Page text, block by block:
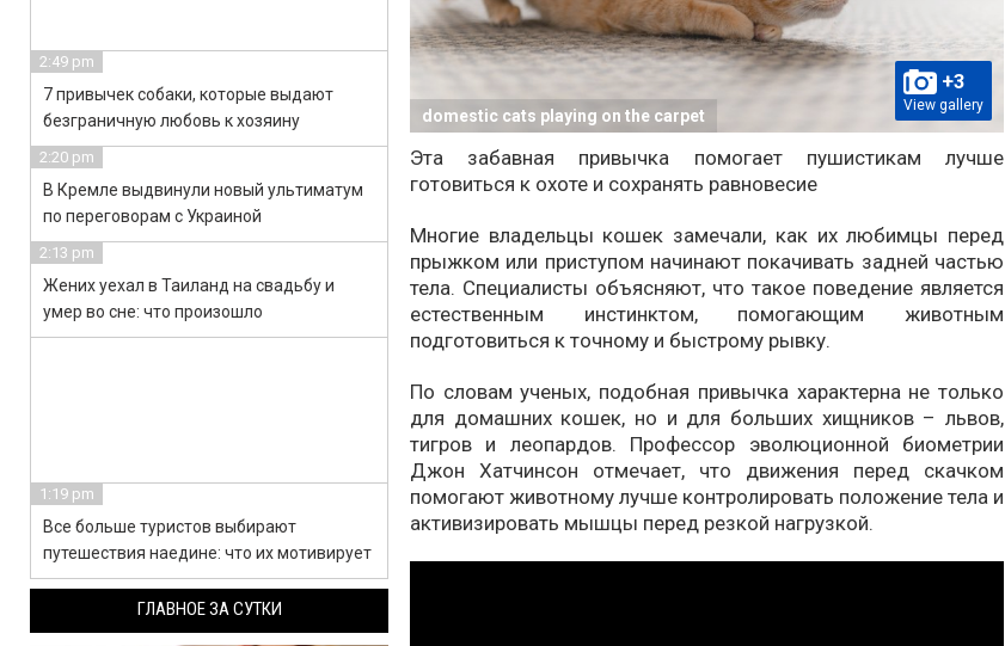
+3
View gallery
domestic cats playing on the carpet
Эта забавная привычка помогает пушистикам лучше
готовиться к охоте и сохранять равновесие
Многие владельцы кошек замечали, как их любимцы перед
прыжком или приступом начинают покачивать задней частью
тела. Специалисты объясняют, что такое поведение является
естественным инстинктом, помогающим животным
подготовиться к точному и быстрому рывку.
По словам ученых, подобная привычка характерна не только
для домашних кошек, но и для больших хищников – львов,
тигров и леопардов. Профессор эволюционной биометрии
Джон Хатчинсон отмечает, что движения перед скачком
помогают животному лучше контролировать положение тела и
активизировать мышцы перед резкой нагрузкой.
2:49 pm
7 привычек собаки, которые выдают
безграничную любовь к хозяину
2:20 pm
В Кремле выдвинули новый ультиматум
по переговорам с Украиной
2:13 pm
Жених уехал в Таиланд на свадьбу и
умер во сне: что произошло
1:19 pm
Все больше туристов выбирают
путешествия наедине: что их мотивирует
ГЛАВНОЕ ЗА СУТКИ